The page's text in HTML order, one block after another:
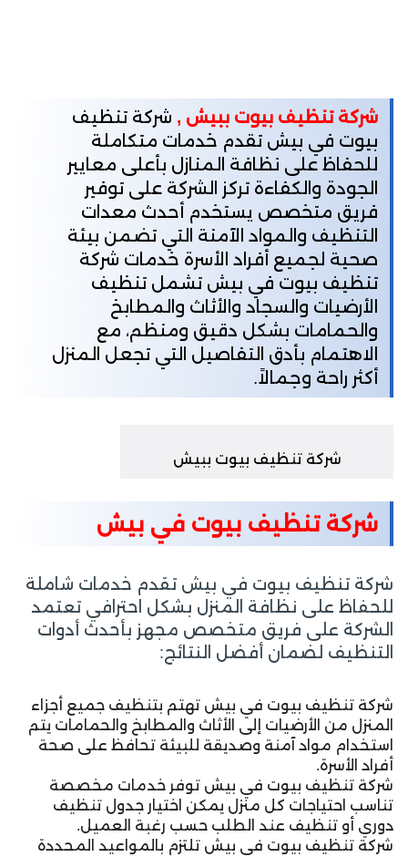
شركة تنظيف بيوت ببيش , شركة تنظيف
بيوت في بيش تقدم خدمات متكاملة
للحفاظ على نظافة المنازل بأعلى معايير
الجودة والكفاءة تركز الشركة على توفير
فريق متخصص يستخدم أحدث معدات
التنظيف والمواد الآمنة التي تضمن بيئة
صحية لجميع أفراد الأسرة خدمات شركة
تنظيف بيوت في بيش تشمل تنظيف
الأرضيات والسجاد والأثاث والمطابخ
والحمامات بشكل دقيق ومنظم، مع
الاهتمام بأدق التفاصيل التي تجعل المنزل
أكثر راحة وجمالاً.
شركة تنظيف بيوت ببيش
شركة تنظيف بيوت في بيش
شركة تنظيف بيوت في بيش تقدم خدمات شاملة
للحفاظ على نظافة المنزل بشكل احترافي تعتمد
الشركة على فريق متخصص مجهز بأحدث أدوات
التنظيف لضمان أفضل النتائج:
شركة تنظيف بيوت في بيش تهتم بتنظيف جميع أجزاء
المنزل من الأرضيات إلى الأثاث والمطابخ والحمامات يتم
استخدام مواد آمنة وصديقة للبيئة تحافظ على صحة
أفراد الأسرة.
شركة تنظيف بيوت في بيش توفر خدمات مخصصة
تناسب احتياجات كل منزل يمكن اختيار جدول تنظيف
دوري أو تنظيف عند الطلب حسب رغبة العميل.
شركة تنظيف بيوت في بيش تلتزم بالمواعيد المحددة